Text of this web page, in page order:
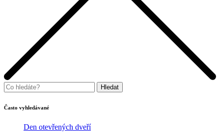
Často vyhledávané
Den otevřených dveří